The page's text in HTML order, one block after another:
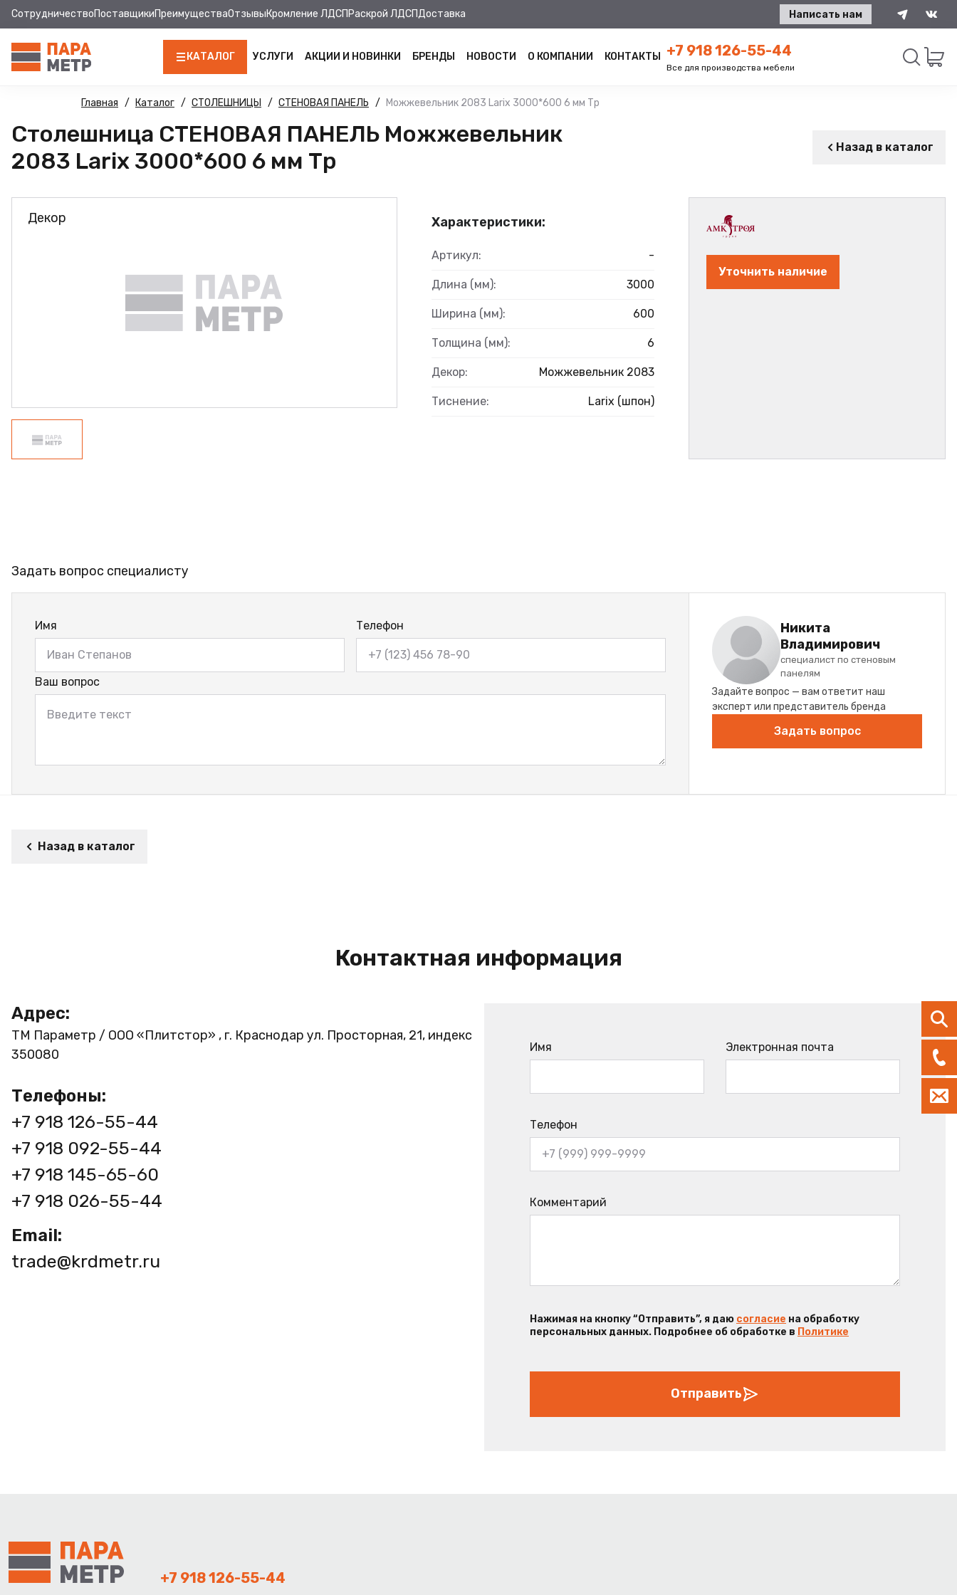
СотрудничествоПоставщикиПреимуществаОтзывыКромление ЛДСП Раскрой ЛДСПДоставка Написать нам
КАТАЛОГ
ЛДСП
КРОМКА
МДФ
МДФ ПАНЕЛИ
ФУРНИТУРА
ПРОФИЛЬ АЛЮМИНИЕВЫЙ
УСЛУГИ АКЦИИ И НОВИНКИ БРЕНДЫ НОВОСТИ О КОМПАНИИ КОНТАКТЫ +7 918 126-55-44
Все для производства мебели
Главная Каталог СТОЛЕШНИЦЫ СТЕНОВАЯ ПАНЕЛЬ Можжевельник 2083 Larix 3000*600 6 мм Тр
Столешница СТЕНОВАЯ ПАНЕЛЬ Можжевельник
2083 Larix 3000*600 6 мм Тр
Назад в каталог
Декор Характеристики:
Артикул: -
Длина (мм): 3000
Ширина (мм): 600
Толщина (мм): 6
Декор: Можжевельник 2083
Тиснение: Larix (шпон)
Уточнить наличие
Задать вопрос специалисту
Имя Телефон
Ваш вопрос
Никита
Владимирович
специалист по стеновым
панелям
Задайте вопрос — вам ответит наш
эксперт или представитель бренда
Задать вопрос
Назад в каталог
Контактная информация
Адрес:
ТМ Параметр / ООО «Плитстор» , г. Краснодар ул. Просторная, 21, индекс
350080
Телефоны:
+7 918 126-55-44
+7 918 092-55-44
+7 918 145-65-60
+7 918 026-55-44
Email:
trade@krdmetr.ru
Имя Электронная почта
Телефон
Комментарий
Нажимая на кнопку “Отправить”, я даю согласие на обработку
персональных данных. Подробнее об обработке в Политике
Отправить
+7 918 126-55-44